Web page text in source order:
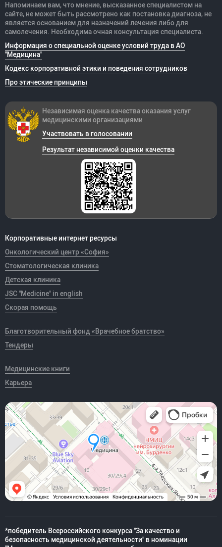
Напоминаем вам, что мнение, высказанное специалистом на
сайте, не может быть рассмотрено как постановка диагноза, не
является основанием для назначений лечения либо для
самолечения. Необходима очная консультация специалиста.
Информация о специальной оценке условий труда в АО
"Медицина"
Кодекс корпоративной этики и поведения сотрудников
Про этические принципы
Корпоративные интернет ресурсы
Онкологический центр «София»
Стоматологическая клиника
Детская клиника
JSC "Medicine" in english
Скорая помощь
Благотворительный фонд «Врачебное братство»
Тендеры
Медицинские книги
Карьера
Независимая оценка качества оказания услуг
медицинскими организациями
Участвовать в голосовании
Результат независимой оценки качества
*победитель Всероссийского конкурса "За качество и
безопасность медицинской деятельности" в номинации